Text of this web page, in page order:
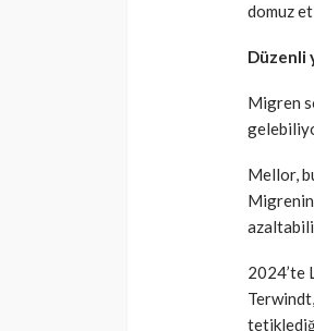
domuz
Düzenli
Migren
Mellor,
Migrenin
2024’te